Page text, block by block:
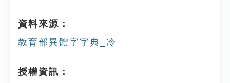
資料來源：
教育部異體字字典_冷
授權資訊：